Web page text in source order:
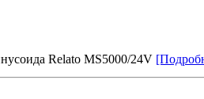
Relato MS5000/24V